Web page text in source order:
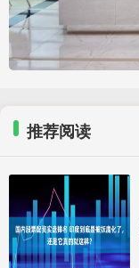
推荐阅读